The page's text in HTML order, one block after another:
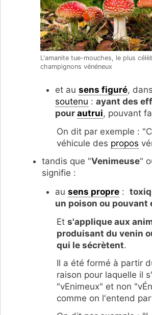
L'amanite tue-mouches, le plus
champignons vénéneux
et au sens figuré,
soutenu : ayant des
pour autrui, pouvant
On dit par exemple :
véhicule des propos
tandis que "Venimeuse"
signifie :
au sens propre:
un poison ou pouvant
Et s'applique aux
produisant du venin
qui le sécrètent.
Il a été formé à partir
raison pour laquelle il
"vEnimeux" et non
comme on l'entend